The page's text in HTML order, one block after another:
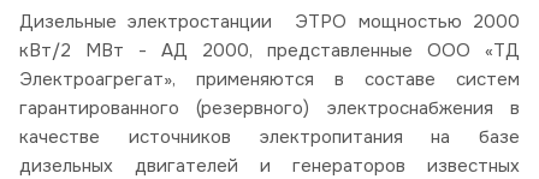
Дизельные электростанции ЭТРО мощностью 2000
кВт/2 МВт - АД 2000, представленные ООО «ТД
Электроагрегат», применяются в составе систем
гарантированного (резервного) электроснабжения в
качестве источников электропитания на базе
дизельных двигателей и генераторов известных